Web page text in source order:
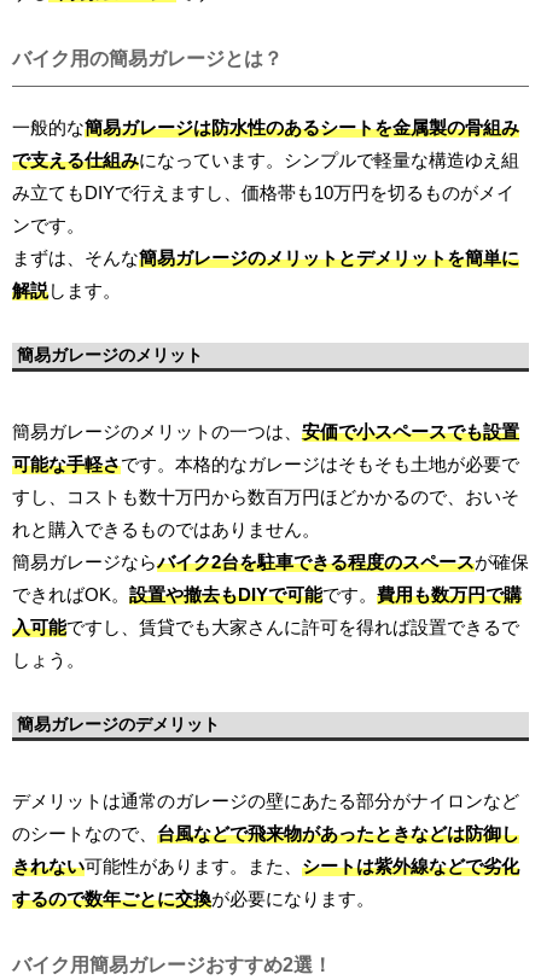
バイク用の簡易ガレージとは？
一般的な簡易ガレージは防水性のあるシートを金属製の骨組み
で支える仕組みになっています。シンプルで軽量な構造ゆえ組
み立てもDIYで行えますし、価格帯も10万円を切るものがメイ
ンです。
まずは、そんな簡易ガレージのメリットとデメリットを簡単に
解説します。
簡易ガレージのメリット
簡易ガレージのメリットの一つは、 安価で小スペースでも設置
可能な手軽さです。本格的なガレージはそもそも土地が必要で
すし、コストも数十万円から数百万円ほどかかるので、おいそ
れと購入できるものではありません。
簡易ガレージならバイク2台を駐車できる程度のスペースが確保
できればOK。 設置や撤去もDIYで可能です。 費用も数万円で購
入可能ですし、賃貸でも大家さんに許可を得れば設置できるで
しょう。
簡易ガレージのデメリット
デメリットは通常のガレージの壁にあたる部分がナイロンなど
のシートなので、 台風などで飛来物があったときなどは防御し
きれない可能性があります。また、 シートは紫外線などで劣化
するので数年ごとに交換が必要になります。
バイク用簡易ガレージおすすめ2選！